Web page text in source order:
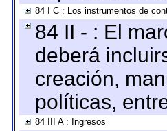
84 I C : Los instrumentos de
84 II - : El
deberá
creación,
políticas,
84 III A : Ingresos